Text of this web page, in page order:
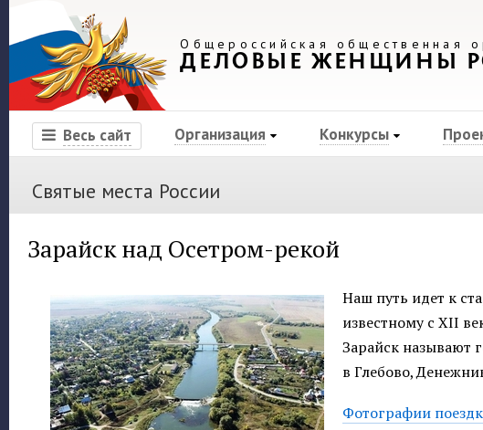
Общероссийская общественная
ДЕЛОВЫЕ ЖЕНЩИНЫ
Весь сайт Организация Конкурсы
Святые места России
Зарайск над Осетром-рекой
Наш путь идет к
известному с XII
Зарайск называют
в Глебово,
Фотографии